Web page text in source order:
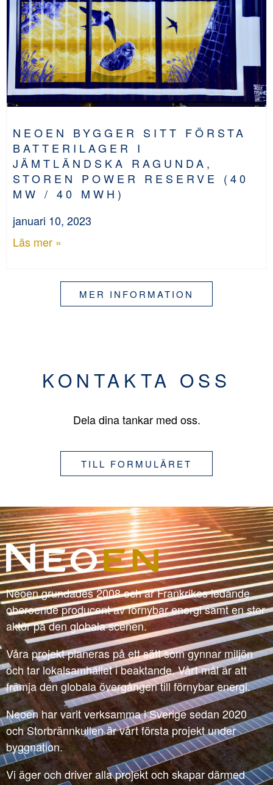
NEOEN BYGGER SITT FÖRSTA
BATTERILAGER I
JÄMTLÄNDSKA RAGUNDA,
STOREN POWER RESERVE (40
MW / 40 MWH)
januari 10, 2023
Läs mer »
MER INFORMATION
KONTAKTA OSS
Dela dina tankar med oss.
TILL FORMULÄRET
Neoen grundades 2008 och är Frankrikes ledande
oberoende producent av förnybar energi samt en stor
aktör på den globala scenen.
Våra projekt planeras på ett sätt som gynnar miljön
och tar lokalsamhället i beaktande. Vårt mål är att
främja den globala övergången till förnybar energi.
Neoen har varit verksamma i Sverige sedan 2020
och Storbrännkullen är vårt första projekt under
byggnation.
Vi äger och driver alla projekt och skapar därmed